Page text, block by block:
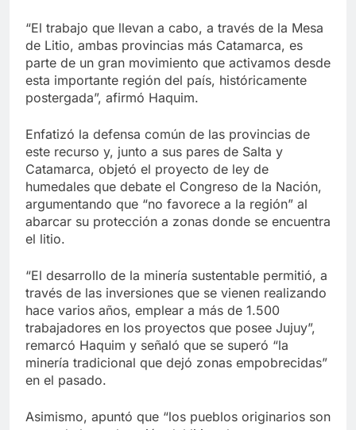
“El trabajo que llevan a cabo, a través de la Mesa
de Litio, ambas provincias más Catamarca, es
parte de un gran movimiento que activamos desde
esta importante región del país, históricamente
postergada”, afirmó Haquim.
Enfatizó la defensa común de las provincias de
este recurso y, junto a sus pares de Salta y
Catamarca, objetó el proyecto de ley de
humedales que debate el Congreso de la Nación,
argumentando que “no favorece a la región” al
abarcar su protección a zonas donde se encuentra
el litio.
“El desarrollo de la minería sustentable permitió, a
través de las inversiones que se vienen realizando
hace varios años, emplear a más de 1.500
trabajadores en los proyectos que posee Jujuy”,
remarcó Haquim y señaló que se superó “la
minería tradicional que dejó zonas empobrecidas”
en el pasado.
Asimismo, apuntó que “los pueblos originarios son